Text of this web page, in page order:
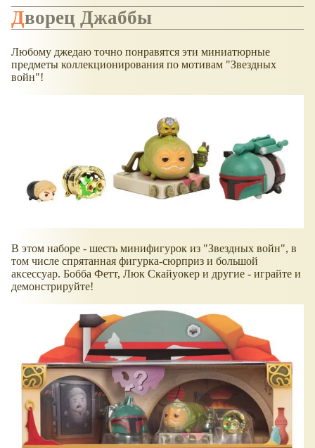
Дворец Джаббы
Любому джедаю точно понравятся эти миниатюрные
предметы коллекционирования по мотивам "Звездных
войн"!
В этом наборе - шесть минифигурок из "Звездных войн", в
том числе спрятанная фигурка-сюрприз и большой
аксессуар. Бобба Фетт, Люк Скайуокер и другие - играйте и
демонстрируйте!